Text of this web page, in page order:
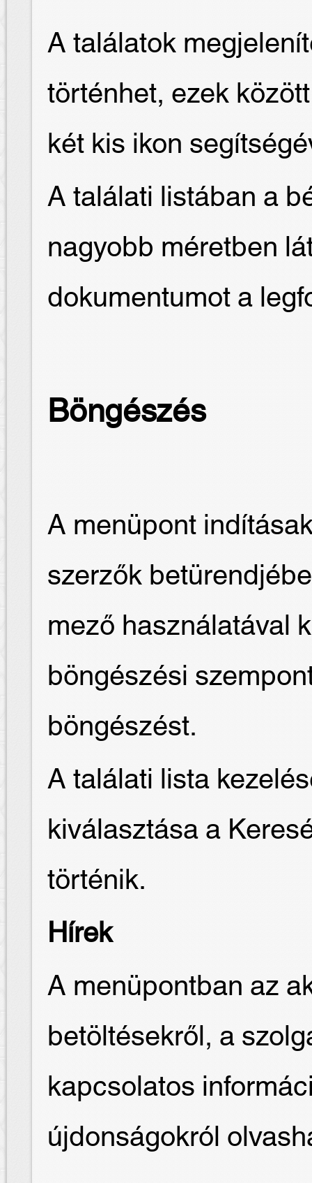
A találatok
történhet, ezek
két kis ikon
A találati listában a
nagyobb méretben
dokumentumot a
Böngészés
A menüpont
szerzők
mező használatával
böngészési
böngészést.
A találati lista
kiválasztása a
történik.
Hírek
A menüpontban az
betöltésekről, a
kapcsolatos
újdonságokról